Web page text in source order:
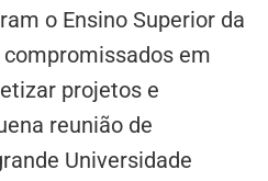
o Ensino Superior da
em
projetos e
reunião de
Universidade